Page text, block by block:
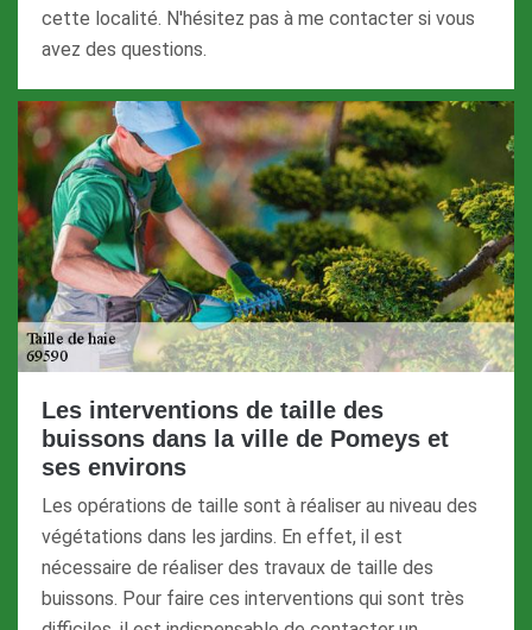
cette localité. N'hésitez pas à me contacter si vous
avez des questions.
Les interventions de taille des
buissons dans la ville de Pomeys et
ses environs
Les opérations de taille sont à réaliser au niveau des
végétations dans les jardins. En effet, il est
nécessaire de réaliser des travaux de taille des
buissons. Pour faire ces interventions qui sont très